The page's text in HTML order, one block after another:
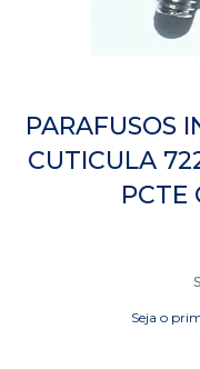
para
início
PARAFUSOS
CUTICULA
PCTE
Seja o